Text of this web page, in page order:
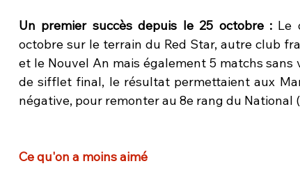
Un premier succès depuis le 25 octobre : Le
octobre sur le terrain du Red Star, autre club
et le Nouvel An mais également 5 matchs sans
de sifflet final, le résultat permettaient aux
négative, pour remonter au 8e rang du National
Ce qu'on a moins aimé